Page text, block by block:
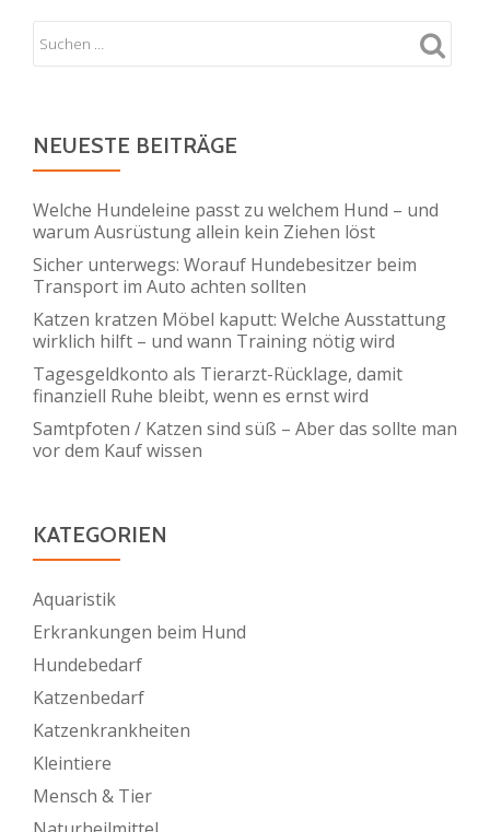
sein?
NEUESTE BEITRÄGE
Welche Hundeleine passt zu welchem Hund – und
warum Ausrüstung allein kein Ziehen löst
Sicher unterwegs: Worauf Hundebesitzer beim
Transport im Auto achten sollten
Katzen kratzen Möbel kaputt: Welche Ausstattung
wirklich hilft – und wann Training nötig wird
Tagesgeldkonto als Tierarzt-Rücklage, damit
finanziell Ruhe bleibt, wenn es ernst wird
Samtpfoten / Katzen sind süß – Aber das sollte man
vor dem Kauf wissen
KATEGORIEN
Aquaristik
Erkrankungen beim Hund
Hundebedarf
Katzenbedarf
Katzenkrankheiten
Kleintiere
Mensch & Tier